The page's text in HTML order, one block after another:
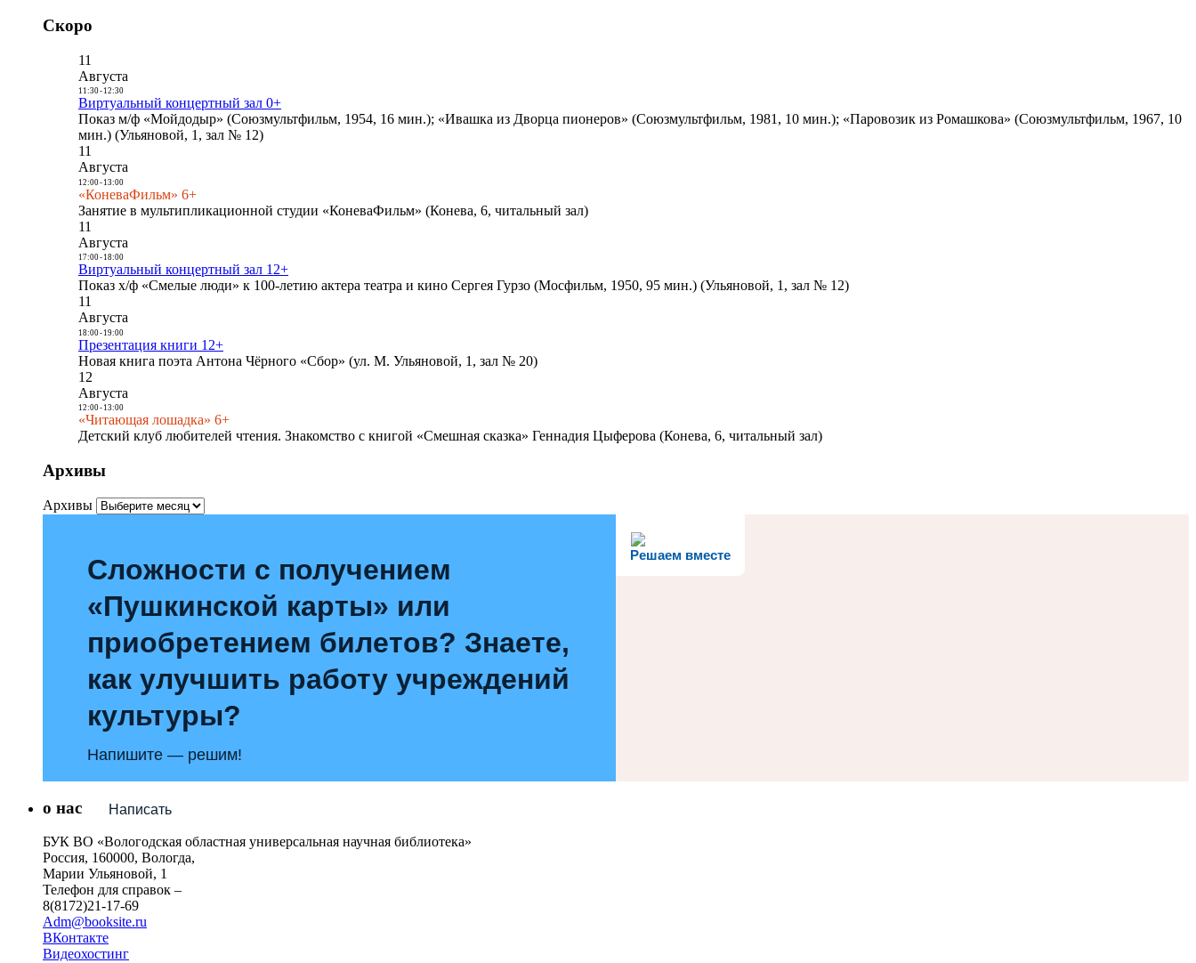
Скоро
11
Августа
11:30- 12:30
Виртуальный концертный зал 0+
Показ м/ф «Мойдодыр» (Союзмультфильм, 1954, 16 мин.); «Ивашка из Дворца пионеров» (Союзмультфильм, 1981, 10 мин.); «Паровозик из Ромашкова» (Союзмультфильм, 1967, 10
мин.) (Ульяновой, 1, зал № 12)
11
Августа
12:00- 13:00
«КоневаФильм» 6+
Занятие в мультипликационной студии «КоневаФильм» (Конева, 6, читальный зал)
11
Августа
17:00- 18:00
Виртуальный концертный зал 12+
Показ х/ф «Смелые люди» к 100-летию актера театра и кино Сергея Гурзо (Мосфильм, 1950, 95 мин.) (Ульяновой, 1, зал № 12)
11
Августа
18:00- 19:00
Презентация книги 12+
Новая книга поэта Антона Чёрного «Сбор» (ул. М. Ульяновой, 1, зал № 20)
12
Августа
12:00- 13:00
«Читающая лошадка» 6+
Детский клуб любителей чтения. Знакомство с книгой «Смешная сказка» Геннадия Цыферова (Конева, 6, читальный зал)
Архивы
Архивы
Решаем вместе
Сложности с получением
«Пушкинской карты» или
приобретением билетов? Знаете,
как улучшить работу учреждений
культуры?
Напишите — решим!
Написать
о нас
БУК ВО «Вологодская областная универсальная научная библиотека»
Россия, 160000, Вологда,
Марии Ульяновой, 1
Телефон для справок –
8(8172)21-17-69
Adm@booksite.ru
ВКонтакте
Видеохостинг